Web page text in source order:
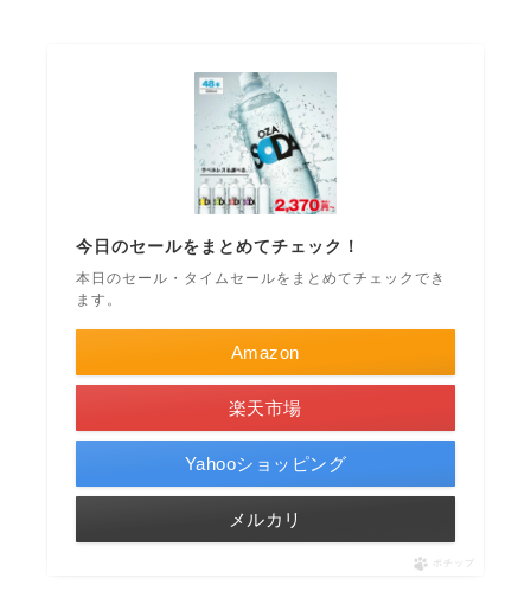
今日のセールをまとめてチェック！
本日のセール・タイムセールをまとめてチェックでき
ます。
Amazon
楽天市場
Yahooショッピング
メルカリ
ポチップ